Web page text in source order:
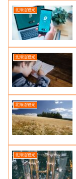
北海道観光
北海道観光
北海道観光
北海道観光